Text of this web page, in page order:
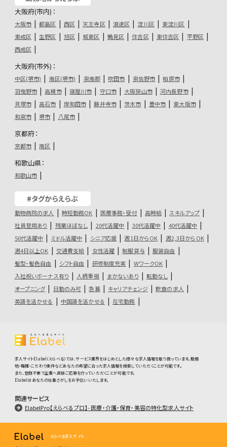
大阪府(市内)：
大阪市 都島区 西区 天王寺区 浪速区 淀川区
東淀川区
東成区
生野区 旭区 城東区 鶴見区 住吉区 東住吉区
平野区
西成区
大阪府(市外)：
中区(堺市) 南区(堺市) 泉南郡 吹田市 泉佐野市
柏原市
羽曳野市
高槻市 寝屋川市 守口市 大阪狭山市
河内長野市
貝塚市
高石市 岸和田市 藤井寺市 茨木市 豊中市
東大阪市
和泉市
堺市 八尾市
京都府：
京都市 南区
和歌山県：
和歌山市
#タグからえらぶ
動物病院の求人 時短勤務OK 医療事務・受付 高時給
スキルアップ
社員登用あり
残業ほぼなし 20代活躍中 30代活躍中
40代活躍中
50代活躍中
ミドル活躍中 シニア応援 週1日からOK
週2,3日からOK
週4日以上OK
交通費支給 女性活躍 制服貸与
服装自由
髪型・髪色自由
シフト自由 研修制度充実
WワークOK
入社祝いボーナス有り
人柄重視 まかないあり
転勤なし
オープニング
日勤のみ可 急募 キャリアチェンジ
飲食の求人
英語を活かせる
中国語を活かせる 在宅勤務
求人サイトElabel（えらべる）では、サービス業界をはじめとした様々な求人情報を取り扱っています。勤務
地・職種・こだわり条件などあなたの希望に合った求人情報を検索していただくことが可能です。
また、登録不要で企業へ直接ご応募を行っていただくことが可能です。
Elabelはあなたの仕事さがしをお手伝いいたします。
関連サービス
ElabelPro【えらべるプロ】- 医療・介護・保育・美容の特化型求人サイト
えらべる求人サイト